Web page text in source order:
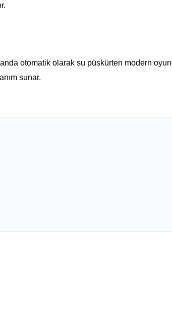
otomatik olarak su püskürten modern
sunar.